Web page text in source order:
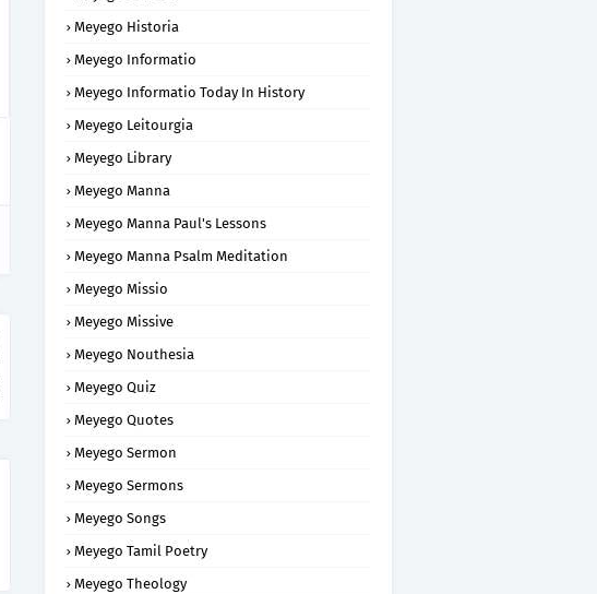
Meyego Historia
Meyego Informatio
Meyego Informatio Today In History
Meyego Leitourgia
Meyego Library
Meyego Manna
Meyego Manna Paul's Lessons
Meyego Manna Psalm Meditation
Meyego Missio
Meyego Missive
Meyego Nouthesia
Meyego Quiz
Meyego Quotes
Meyego Sermon
Meyego Sermons
Meyego Songs
Meyego Tamil Poetry
Meyego Theology